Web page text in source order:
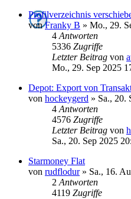
Profilverzeichnis
vonFranky B » Mo., 29.
4 Antworten
5336 Zugriffe
Letzter Beitrag von
Mo., 29. Sep 2025
Depot: Export von
von hockeygerd » Sa., 20.
4 Antworten
4576 Zugriffe
Letzter Beitrag von
Sa., 20. Sep 2025
Starmoney Flat
von rudflodur» Sa., 16.
2 Antworten
4119 Zugriffe